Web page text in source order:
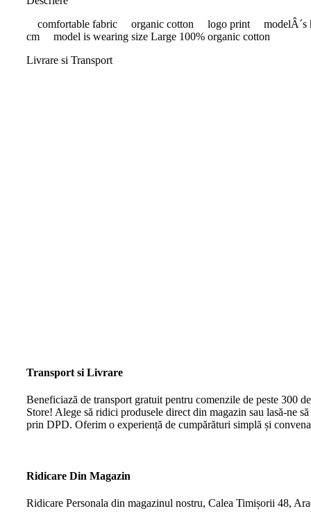
comfortable fabric organic cotton logo print modelÂ´s
cm model is wearing size Large 100% organic cotton
Livrare si Transport
Transport si Livrare
Beneficiază de transport gratuit pentru comenzile de peste 300
Store! Alege să ridici produsele direct din magazin sau lasă-ne
prin DPD. Oferim o experiență de cumpărături simplă și
Ridicare Din Magazin
Ridicare Personala din magazinul nostru, Calea Timișorii 48,